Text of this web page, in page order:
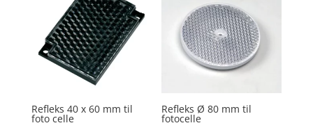
Refleks 40 x 60 mm til
foto celle
Refleks Ø 80 mm til
fotocelle